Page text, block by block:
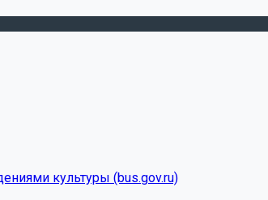
культуры (bus.gov.ru)